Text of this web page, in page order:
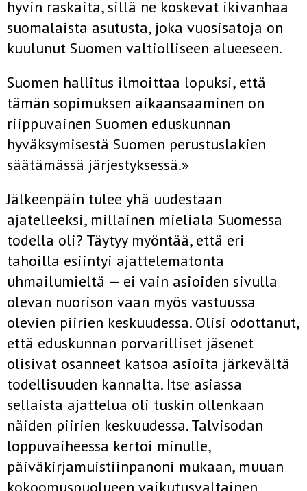
hyvin raskaita, sillä ne koskevat ikivanhaa
suomalaista asutusta, joka vuosisatoja on
kuulunut Suomen valtiolliseen alueeseen.
Suomen hallitus ilmoittaa lopuksi, että
tämän sopimuksen aikaansaaminen on
riippuvainen Suomen eduskunnan
hyväksymisestä Suomen perustuslakien
säätämässä järjestyksessä.»
Jälkeenpäin tulee yhä uudestaan
ajatelleeksi, millainen mieliala Suomessa
todella oli? Täytyy myöntää, että eri
tahoilla esiintyi ajattelematonta
uhmailumieltä — ei vain asioiden sivulla
olevan nuorison vaan myös vastuussa
olevien piirien keskuudessa. Olisi odottanut,
että edus­kunnan porvarilliset jäsenet
olisivat osanneet katsoa asioita järkevältä
todellisuuden kannalta. Itse asiassa
sellaista ajattelua oli tuskin ollen­kaan
näiden piirien keskuudessa. Talvisodan
loppuvaiheessa kertoi minulle,
päiväkirjamuistiinpanoni mukaan, muuan
kokoomuspuolueen vaikutusvaltainen